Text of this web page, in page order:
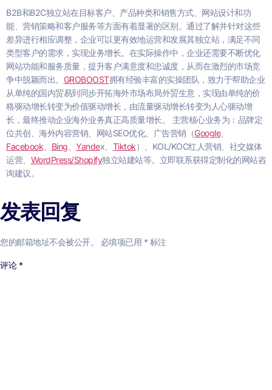
B2B和B2C独立站在目标客户、产品种类和销售方式、网站设计和功
能、营销策略和客户服务等方面有着显著的区别。通过了解并针对这些
差异进行相应调整，企业可以更有效地运营和发展其独立站，满足不同
类型客户的需求，实现业务增长。在实际操作中，企业还需要不断优化
网站功能和服务质量，提升客户满意度和忠诚度，从而在激烈的市场竞
争中脱颖而出。 GROBOOST拥有经验丰富的实操团队，致力于帮助企业
从单纯的国内贸易到同步开拓海外市场布局外贸生意，实现由单纯的价
格驱动增长转变为价值驱动增长，由流量驱动增长转变为人心驱动增
长，最终推动企业海外业务真正高质量增长。 主营核心业务为：品牌定
位共创、海外内容营销、网站SEO优化、广告营销（Google、
Facebook
Bing Yandex、 Tiktok）、KOL/KOC红人营销、社交媒体
运营、 WordPress/Shopify独立站建站等。立即联系获得定制化的网站咨
询建议。
发表回复
您的邮箱地址不会被公开。 必填项已用 * 标注
评论 *